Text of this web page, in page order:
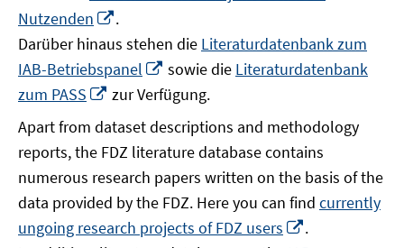
Nutzenden
neuem
Fenster
öffnen
.
Darüber hinaus stehen die Literaturdatenbank zum
IAB-Betriebspanel
In
neuem
Fenster
öffnen
sowie die Literaturdatenbank
zum PASS
In
Fenster
öffnen
zur Verfügung.
Apart from dataset descriptions and methodology
reports, the FDZ literature database contains
numerous research papers written on the basis of the
data provided by the FDZ. Here you can find currently
ungoing research projects of FDZ users
.